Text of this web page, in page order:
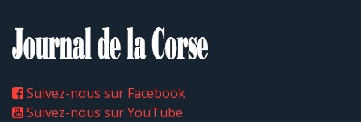
Suivez-nous sur Facebook
Suivez-nous sur YouTube